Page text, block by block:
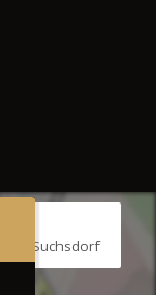
Kiel-Suchsdorf